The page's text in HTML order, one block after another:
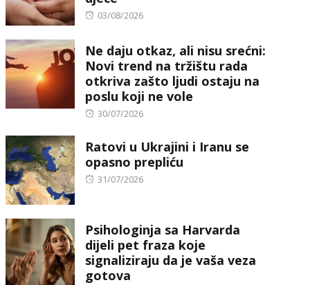
Posted
03/08/2026
Ne daju otkaz, ali nisu srećni:
Novi trend na tržištu rada
otkriva zašto ljudi ostaju na
poslu koji ne vole
Posted
30/07/2026
Ratovi u Ukrajini i Iranu se
opasno prepliću
Posted
31/07/2026
Psihologinja sa Harvarda
dijeli pet fraza koje
signaliziraju da je vaša veza
gotova